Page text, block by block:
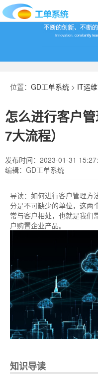
首
百
下于
们
行
导
位置： GD工单系统 > IT运
怎么进行客户
7大流程）
发布时间：2023-01-31
编辑：GD工单系统
导读： 如何进行客户管理方
分是不可缺少的单位，这两
常与客户相处，也就是我们
户购置企业产品。
知识导读